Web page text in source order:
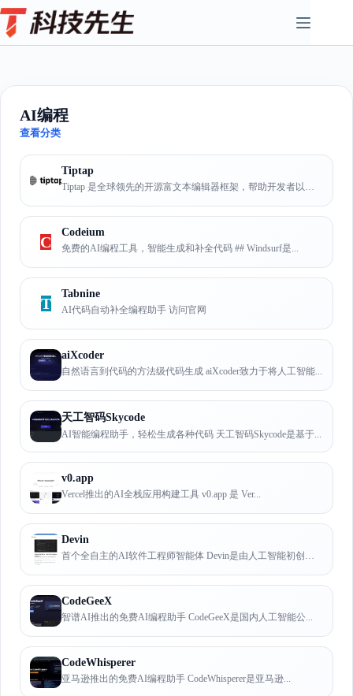
Skip
to
content
AI编程
查看分类
Tiptap
Tiptap 是全球领先的开源富文本编辑器框架，帮助开发者以惊人...
C
Codeium
免费的AI编程工具，智能生成和补全代码 ## Windsurf是...
T
Tabnine
AI代码自动补全编程助手 访问官网
aiXcoder
自然语言到代码的方法级代码生成 aiXcoder致力于将人工智能...
天工智码Skycode
AI智能编程助手，轻松生成各种代码 天工智码Skycode是基于...
v0.app
Vercel推出的AI全栈应用构建工具 v0.app 是 Ver...
Devin
首个全自主的AI软件工程师智能体 Devin是由人工智能初创公司...
CodeGeeX
智谱AI推出的免费AI编程助手 CodeGeeX是国内人工智能公...
CodeWhisperer
亚马逊推出的免费AI编程助手 CodeWhisperer是亚马逊...